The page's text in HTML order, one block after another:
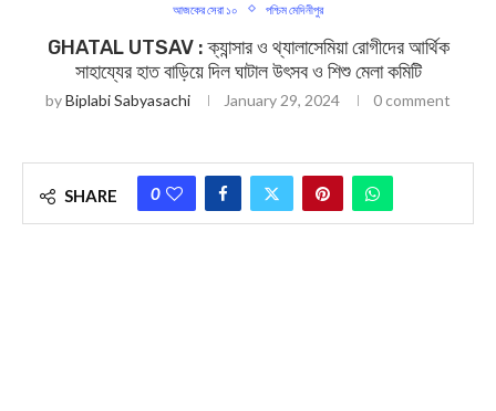
আজকের সেরা ১০ পশ্চিম মেদিনীপুর
GHATAL UTSAV : ক্যান্সার ও থ্যালাসেমিয়া রোগীদের আর্থিক
সাহায্যের হাত বাড়িয়ে দিল ঘাটাল উৎসব ও শিশু মেলা কমিটি
byBiplabi Sabyasachi January 29, 2024 0 comment
SHARE 0